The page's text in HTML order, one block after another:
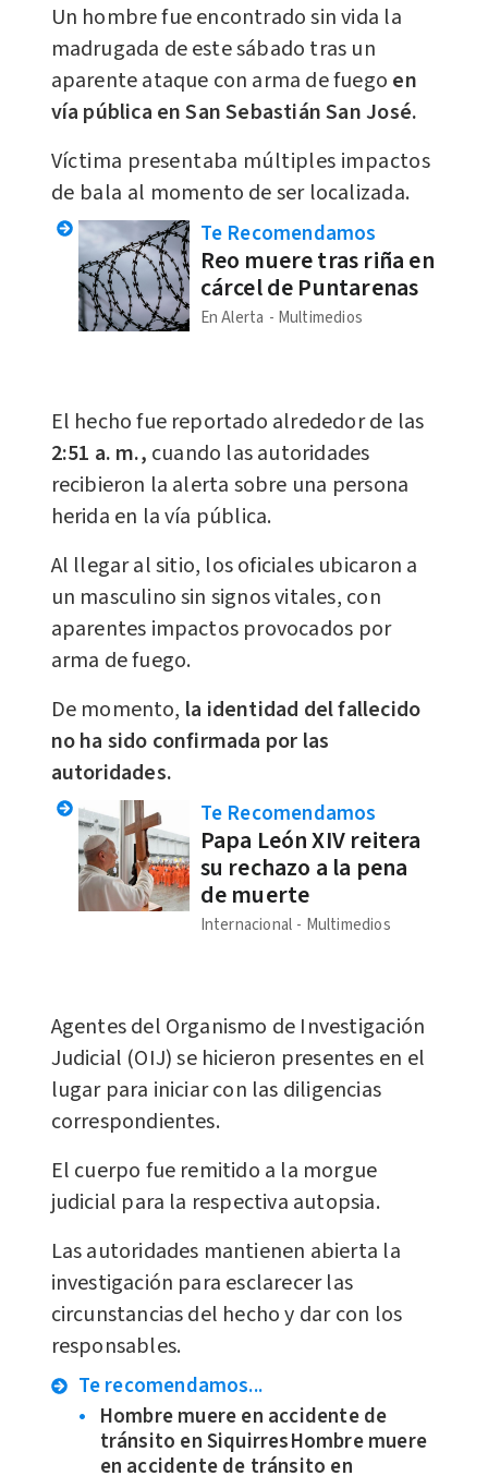
Un hombre fue encontrado sin vida la
madrugada de este sábado tras un
aparente ataque con arma de fuego en
vía pública en San Sebastián San José.
Víctima presentaba múltiples impactos
de bala al momento de ser localizada.
Te Recomendamos
Reo muere tras riña en
cárcel de Puntarenas
En Alerta Multimedios
El hecho fue reportado alrededor de las
2:51 a. m., cuando las autoridades
recibieron la alerta sobre una persona
herida en la vía pública.
Al llegar al sitio, los oficiales ubicaron a
un masculino sin signos vitales, con
aparentes impactos provocados por
arma de fuego.
De momento, la identidad del fallecido
no ha sido confirmada por las
autoridades.
Te Recomendamos
Papa León XIV reitera
su rechazo a la pena
de muerte
Internacional Multimedios
Agentes del Organismo de Investigación
Judicial (OIJ) se hicieron presentes en el
lugar para iniciar con las diligencias
correspondientes.
El cuerpo fue remitido a la morgue
judicial para la respectiva autopsia.
Las autoridades mantienen abierta la
investigación para esclarecer las
circunstancias del hecho y dar con los
responsables.
Te recomendamos...
Hombre muere en accidente de
tránsito en SiquirresHombre muere
en accidente de tránsito en